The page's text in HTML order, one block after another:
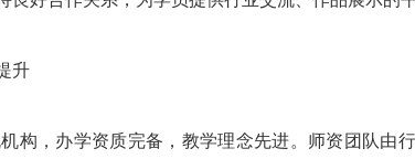
升
构，办学资质完备，教学理念先进。师资团队由